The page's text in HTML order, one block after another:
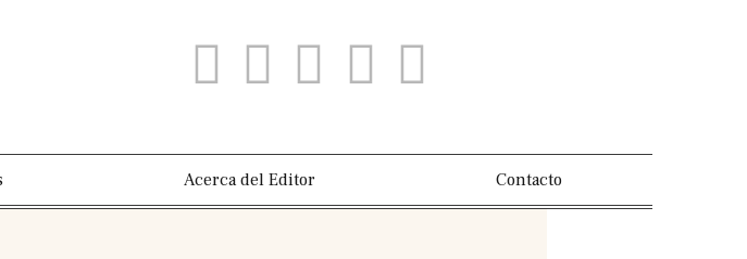
Acerca del Editor Contacto